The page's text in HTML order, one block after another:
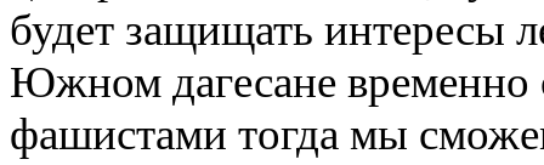
будет защищать интересы
Южном дагесане
фашистами тогда мы